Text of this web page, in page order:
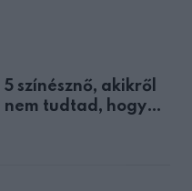
5 színésznő, akikről
nem tudtad, hogy